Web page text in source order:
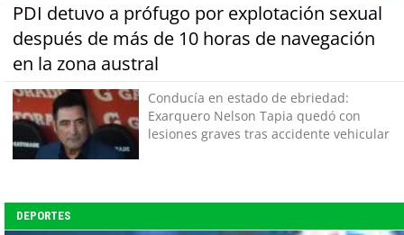
PDI detuvo a prófugo por explotación sexual
después de más de 10 horas de navegación
en la zona austral
Conducía en estado de ebriedad:
Exarquero Nelson Tapia quedó con
lesiones graves tras accidente vehicular
DEPORTES